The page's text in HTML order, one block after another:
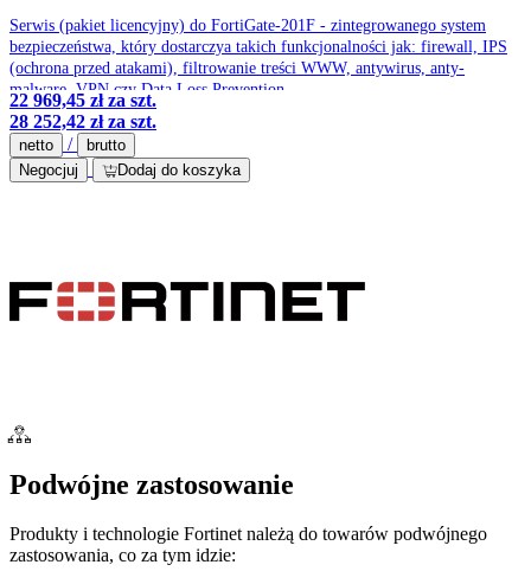
Serwis (pakiet licencyjny) do FortiGate-201F - zintegrowanego system
bezpieczeństwa, który dostarczya takich funkcjonalności jak: firewall, IPS
(ochrona przed atakami), filtrowanie treści WWW, antywirus, anty-
malware, VPN czy Data Loss Prevention.
22 969,45 złza szt.
28 252,42 złza szt.
netto /
brutto
Negocjuj
Dodaj do koszyka
Podwójne zastosowanie
Produkty i technologie Fortinet należą do towarów podwójnego
zastosowania, co za tym idzie: